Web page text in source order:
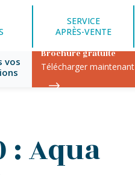
SERVICE
APRÈS-VENTE
vos
Brochure gratuite
Télécharger maintenant
: Aqua